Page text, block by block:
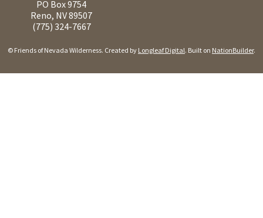
PO Box 9754
Reno, NV 89507
(775) 324-7667
© Friends of Nevada Wilderness. Created by Longleaf Digital. Built on NationBuilder.